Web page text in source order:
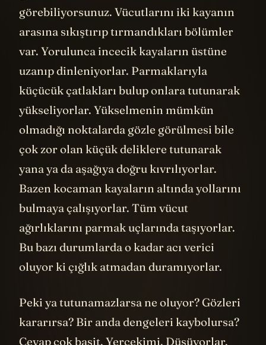
görebiliyorsunuz. Vücutlarını iki kayanın
arasına sıkıştırıp tırmandıkları bölümler
var. Yorulunca incecik kayaların üstüne
uzanıp dinleniyorlar. Parmaklarıyla
küçücük çatlakları bulup onlara tutunarak
yükseliyorlar. Yükselmenin mümkün
olmadığı noktalarda gözle görülmesi bile
çok zor olan küçük deliklere tutunarak
yana ya da aşağıya doğru kıvrılıyorlar.
Bazen kocaman kayaların altında yollarını
bulmaya çalışıyorlar. Tüm vücut
ağırlıklarını parmak uçlarında taşıyorlar.
Bu bazı durumlarda o kadar acı verici
oluyor ki çığlık atmadan duramıyorlar.
Peki ya tutunamazlarsa ne oluyor? Gözleri
kararırsa? Bir anda dengeleri kaybolursa?
Cevap çok basit. Yerçekimi. Düşüyorlar.